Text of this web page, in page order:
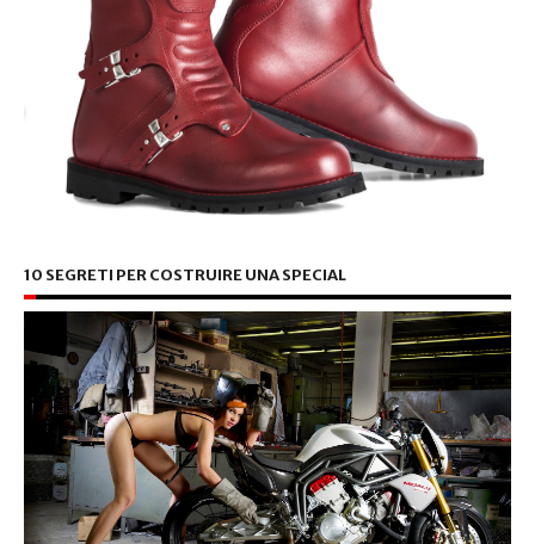
10 SEGRETI PER COSTRUIRE UNA SPECIAL